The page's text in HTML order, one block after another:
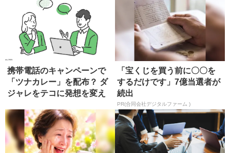
携帯電話のキャンペーンで
「ツナカレー」を配布？ ダ
ジャレをテコに発想を変え
「宝くじを買う前に〇〇を
するだけです」7億当選者が
続出
PR(合同会社デジタルファーム )